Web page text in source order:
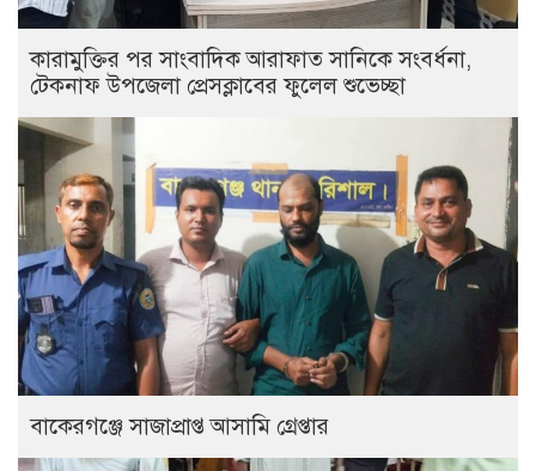
কারামুক্তির পর সাংবাদিক আরাফাত সানিকে সংবর্ধনা,
টেকনাফ উপজেলা প্রেসক্লাবের ফুলেল শুভেচ্ছা
বাকেরগঞ্জে সাজাপ্রাপ্ত আসামি গ্রেপ্তার